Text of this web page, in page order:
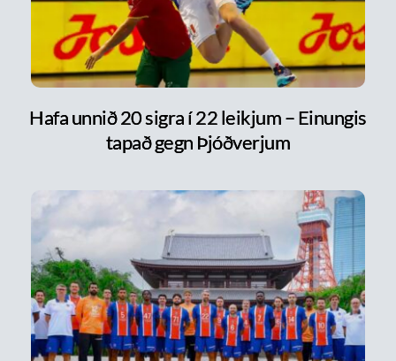
Hafa unnið 20 sigra í 22 leikjum – Einungis
tapað gegn Þjóðverjum